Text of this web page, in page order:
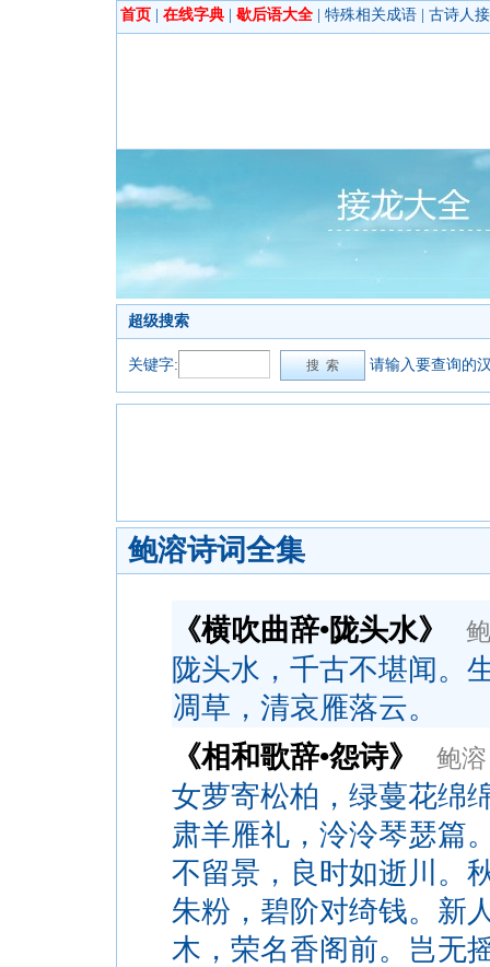
首页 在线字典 歇后语大全 特殊相关成语 古诗人
超级搜索
关键字: 请输入要查询的
鲍溶诗词全集
《横吹曲辞•陇头水》
陇头水，千古不堪闻。
凋草，清哀雁落云。
《相和歌辞•怨诗》
鲍溶
女萝寄松柏，绿蔓花绵
肃羊雁礼，泠泠琴瑟篇
不留景，良时如逝川。
朱粉，碧阶对绮钱。新
木，荣名香阁前。岂无